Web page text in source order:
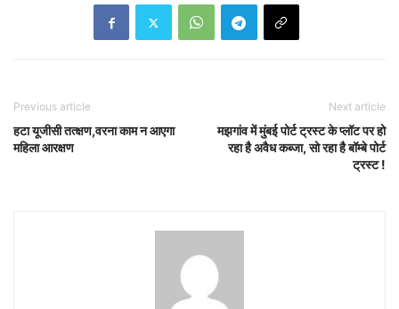
Previous article
हटा यूजीसी तत्क्षण,वरना काम न आएगा
महिला आरक्षण
Next article
मझगांव में मुंबई पोर्ट ट्रस्ट के प्लॉट पर हो
रहा है अवैध कब्जा, सो रहा है बॉम्बे पोर्ट
ट्रस्ट !